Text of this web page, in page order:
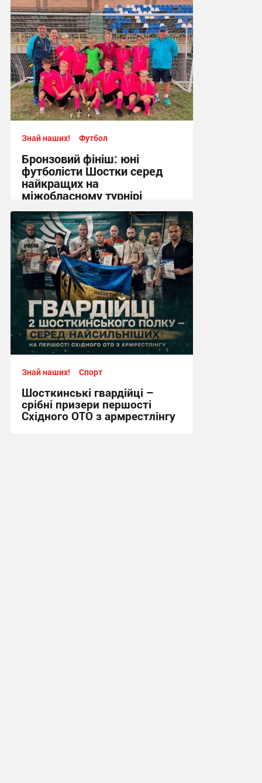
Знай наших! Футбол
Бронзовий фініш: юні
футболісти Шостки серед
найкращих на
міжобласному турнірі
11:57, 4.08.2026
Знай наших! Спорт
Шосткинські гвардійці –
срібні призери першості
Східного ОТО з армрестлінгу